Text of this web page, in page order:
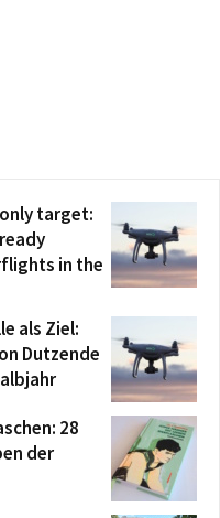
target:
in the
als Ziel:
Dutzende
28
der